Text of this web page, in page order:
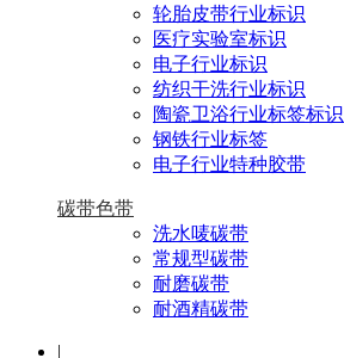
轮胎皮带行业标识
医疗实验室标识
电子行业标识
纺织干洗行业标识
陶瓷卫浴行业标签标识
钢铁行业标签
电子行业特种胶带
碳带色带
洗水唛碳带
常规型碳带
耐磨碳带
耐酒精碳带
|